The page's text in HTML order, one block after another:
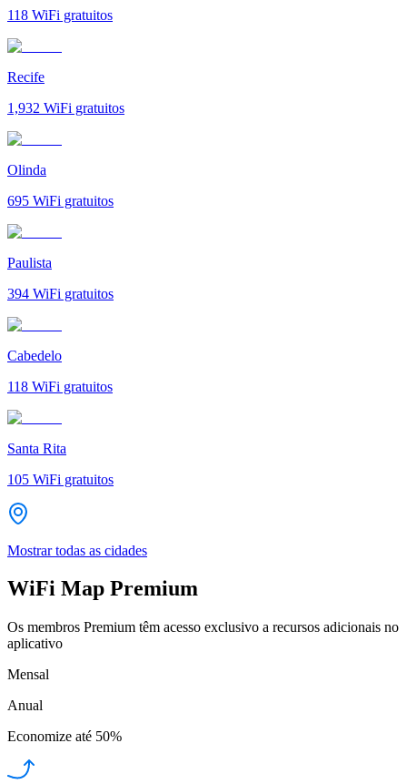
118 WiFi gratuitos
Recife
1,932 WiFi gratuitos
Olinda
695 WiFi gratuitos
Paulista
394 WiFi gratuitos
Cabedelo
118 WiFi gratuitos
Santa Rita
105 WiFi gratuitos
Mostrar todas as cidades
WiFi Map Premium
Os membros Premium têm acesso exclusivo a recursos adicionais no
aplicativo
Mensal
Anual
Economize até 50%